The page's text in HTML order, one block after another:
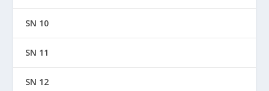
SN 10
SN 11
SN 12